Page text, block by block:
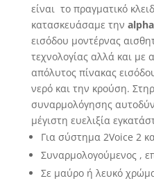
είναι το πραγματικό
κατασκευάσαμε την alpha
εισόδου μοντέρνας
τεχνολογίας αλλά και με
απόλυτος πίνακας
νερό και την κρούση.
συναρμολόγησης
μέγιστη ευελιξία
Για σύστημα 2Voice 2
Συναρμολογούμενος ,
Σε μαύρο ή λευκό